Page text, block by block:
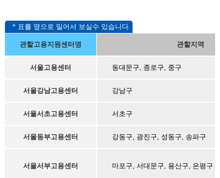
관할고용지원센터명 관할지역
서울고용센터 동대문구, 종로구, 중구
서울강남고용센터 강남구
서울서초고용센터 서초구
서울동부고용센터 강동구, 광진구, 성동구, 송파구
서울서부고용센터 마포구, 서대문구, 용산구, 은평구